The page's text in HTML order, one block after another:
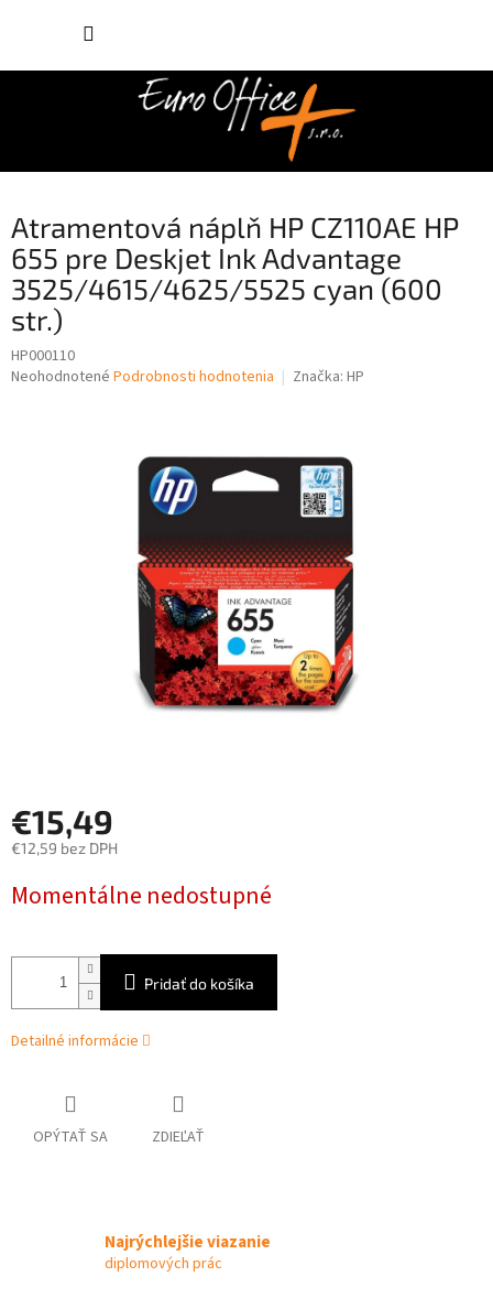
Atramentová náplň HP CZ110AE HP
655 pre Deskjet Ink Advantage
3525/4615/4625/5525 cyan (600
str.)
HP000110
Priemerné
Neohodnotené Podrobnosti hodnotenia Značka: HP
€15,49
€12,59 bez DPH
cena:
Momentálne nedostupné
Pridať do košíka
Detailné informácie
OPÝTAŤ SA ZDIEĽAŤ
Najrýchlejšie viazanie
diplomových prác